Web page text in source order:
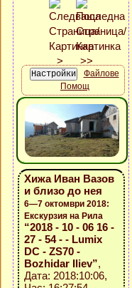
Файлове
Помощ
Хижа Иван Вазов
и близо до нея
6—7 октомври 2018:
Екскурзия на Рила
“2018 - 10 - 06 16 -
27 - 54 - - Lumix
DC - ZS70 -
Bozhidar Iliev”,
Дата: 2018:10:06,